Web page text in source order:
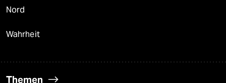
Nord
Wahrheit
Themen